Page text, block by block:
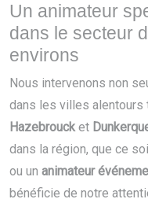
Un animateur
dans le secteur
environs
Nous intervenons non
dans les villes alentours
Hazebroucket
dans la région, que ce
ou un animateur
bénéficie de notre